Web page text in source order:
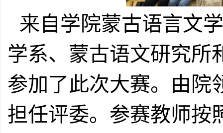
来自学院蒙古语言文
学系、蒙古语文研究所
参加了此次大赛。由院
担任评委。参赛教师按